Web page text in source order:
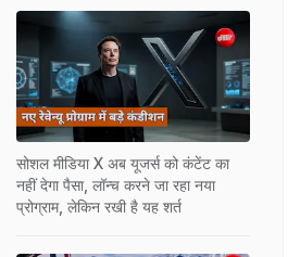
सोशल मीडिया X अब यूजर्स को कंटेंट का
नहीं देगा पैसा, लॉन्च करने जा रहा नया
प्रोग्राम, लेकिन रखी है यह शर्त